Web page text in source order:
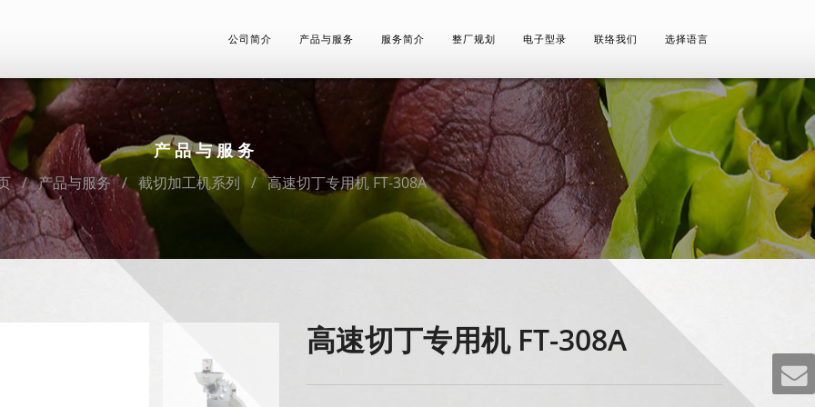
公司简介 产品与服务 服务简介 整厂规划 电子型录 联络我们 选择语言
产品与服务
产品与服务 截切加工机系列 高速切丁专用机 FT-308A
高速切丁专用机 FT-308A